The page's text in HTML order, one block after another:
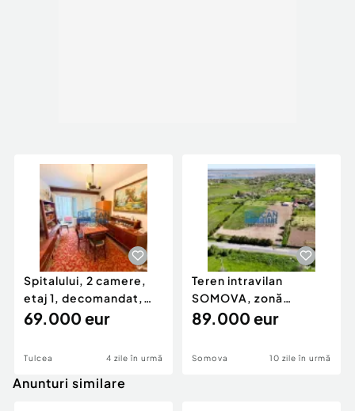
Spitalului, 2 camere,
etaj 1, decomandat,
62MP
69.000 eur
Tulcea 4 zile în urmă
Teren intravilan
SOMOVA, zonă
deosebită, 5548MP
89.000 eur
Somova 10 zile în urmă
Anunturi similare